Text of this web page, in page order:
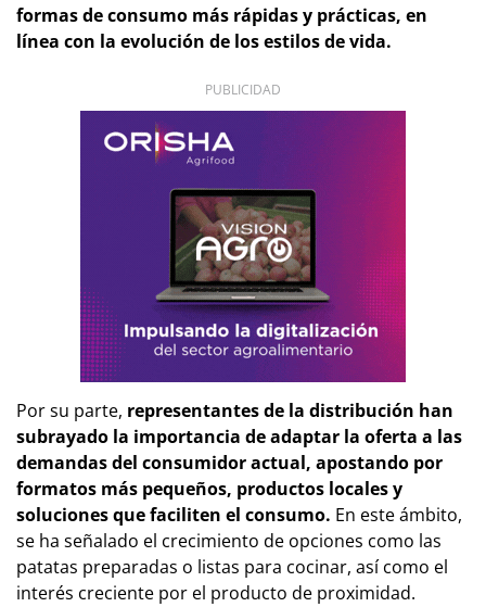
formas de consumo más rápidas y prácticas, en
línea con la evolución de los estilos de vida.
PUBLICIDAD
Por su parte, representantes de la distribución han
subrayado la importancia de adaptar la oferta a las
demandas del consumidor actual, apostando por
formatos más pequeños, productos locales y
soluciones que faciliten el consumo. En este ámbito,
se ha señalado el crecimiento de opciones como las
patatas preparadas o listas para cocinar, así como el
interés creciente por el producto de proximidad.